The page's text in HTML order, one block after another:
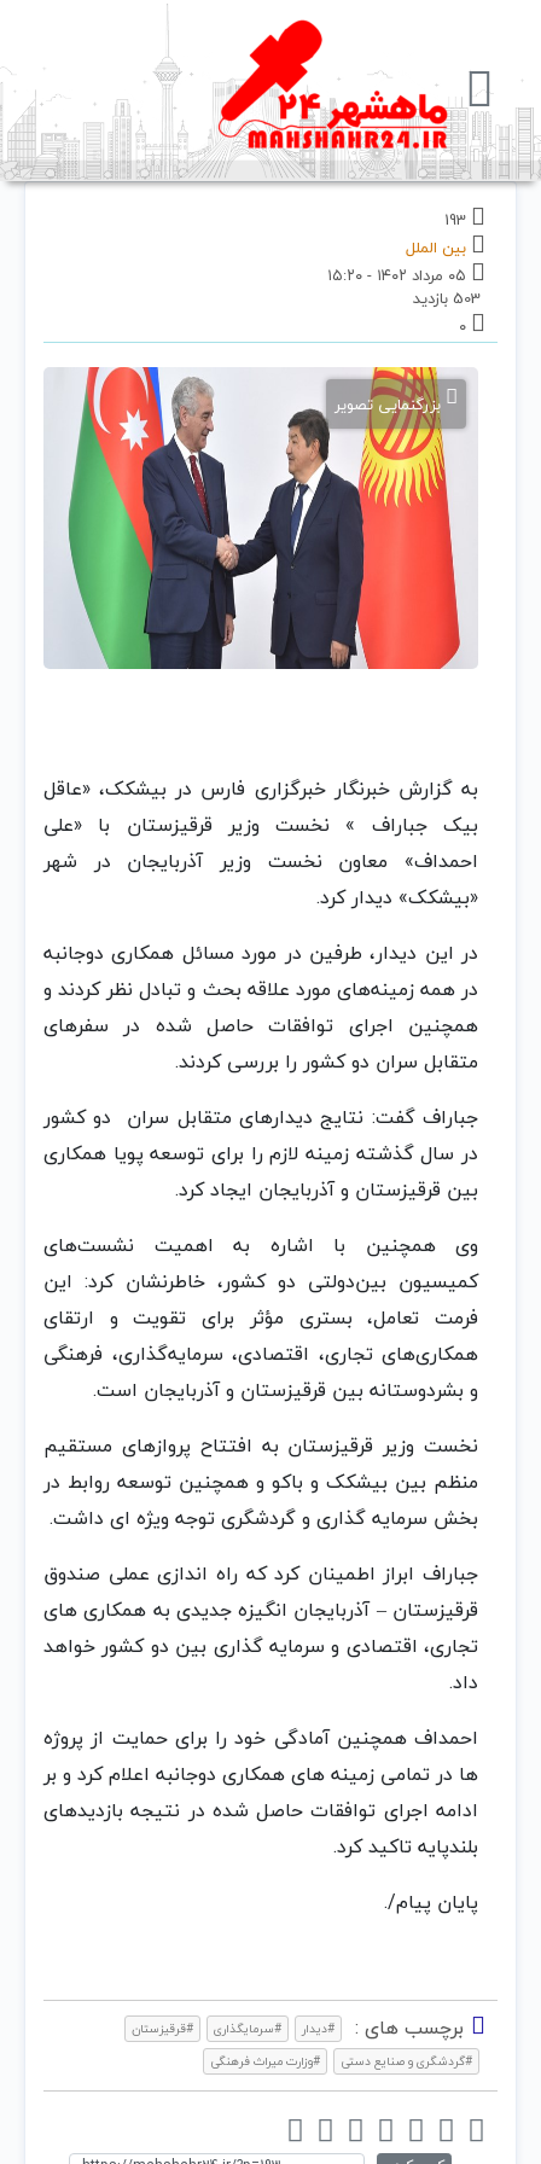
بین الملل
503 بازدید
۰
بزرگنمایی تصویر
به گزارش خبرنگار خبرگزاری فارس در بیشکک، «عاقل
بیک جباراف » نخست وزیر قرقیزستان با «علی
احمداف» معاون نخست وزیر آذربایجان در شهر
«بیشکک» دیدار کرد.
در این دیدار، طرفین در مورد مسائل همکاری دوجانبه
در همه زمینه‌های مورد علاقه بحث و تبادل نظر کردند و
همچنین اجرای توافقات حاصل شده در سفرهای
متقابل سران دو کشور را بررسی کردند.
جباراف گفت: نتایج دیدارهای متقابل سران دو کشور
در سال گذشته زمینه لازم را برای توسعه پویا همکاری
بین قرقیزستان و آذربایجان ایجاد کرد.
وی همچنین با اشاره به اهمیت نشست‌های
کمیسیون بین‌دولتی دو کشور، خاطرنشان کرد: این
فرمت تعامل، بستری مؤثر برای تقویت و ارتقای
همکاری‌های تجاری، اقتصادی، سرمایه‌گذاری، فرهنگی
و بشردوستانه بین قرقیزستان و آذربایجان است.
نخست وزیر قرقیزستان به افتتاح پروازهای مستقیم
منظم بین بیشکک و باکو و همچنین توسعه روابط در
بخش سرمایه گذاری و گردشگری توجه ویژه ای داشت.
جباراف ابراز اطمینان کرد که راه اندازی عملی صندوق
قرقیزستان – آذربایجان انگیزه جدیدی به همکاری های
تجاری، اقتصادی و سرمایه گذاری بین دو کشور خواهد
داد.
احمداف همچنین آمادگی خود را برای حمایت از پروژه
ها در تمامی زمینه های همکاری دوجانبه اعلام کرد و بر
ادامه اجرای توافقات حاصل شده در نتیجه بازدیدهای
بلندپایه تاکید کرد.
پایان پیام/.
برچسب های : #دیدار #سرمایگذاری
#قرقیزستان
#گردشگری و صنایع دستی
#وزارت میراث فرهنگی